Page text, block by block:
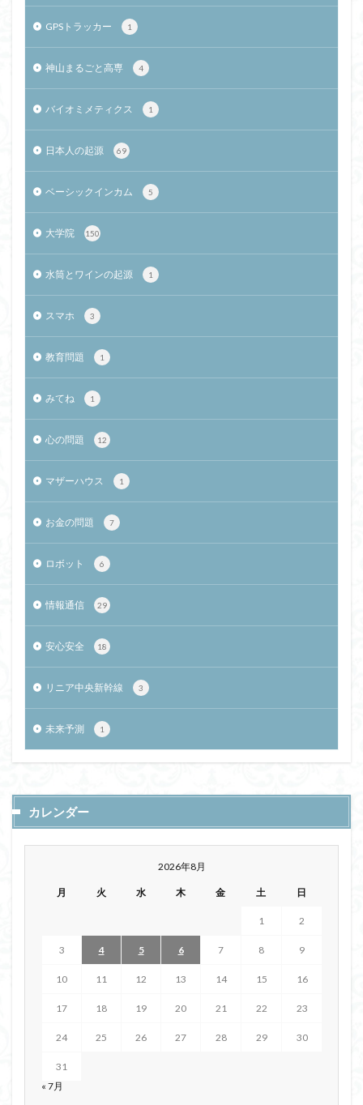
GPSトラッカー 1
神山まるごと高専 4
バイオミメティクス 1
日本人の起源 69
ベーシックインカム 5
大学院 150
水筒とワインの起源 1
スマホ 3
教育問題 1
みてね 1
心の問題 12
マザーハウス 1
お金の問題 7
ロボット 6
情報通信 29
安心安全 18
リニア中央新幹線 3
未来予測 1
カレンダー
2026年8月
月 火 水 木 金 土 日
1 2
3 4 5 6 7 8 9
10 11 12 13 14 15 16
17 18 19 20 21 22 23
24 25 26 27 28 29 30
31
« 7月